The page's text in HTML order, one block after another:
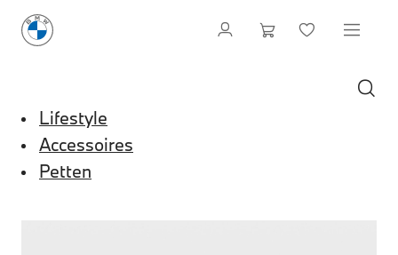
Lifestyle
Accessoires
Petten